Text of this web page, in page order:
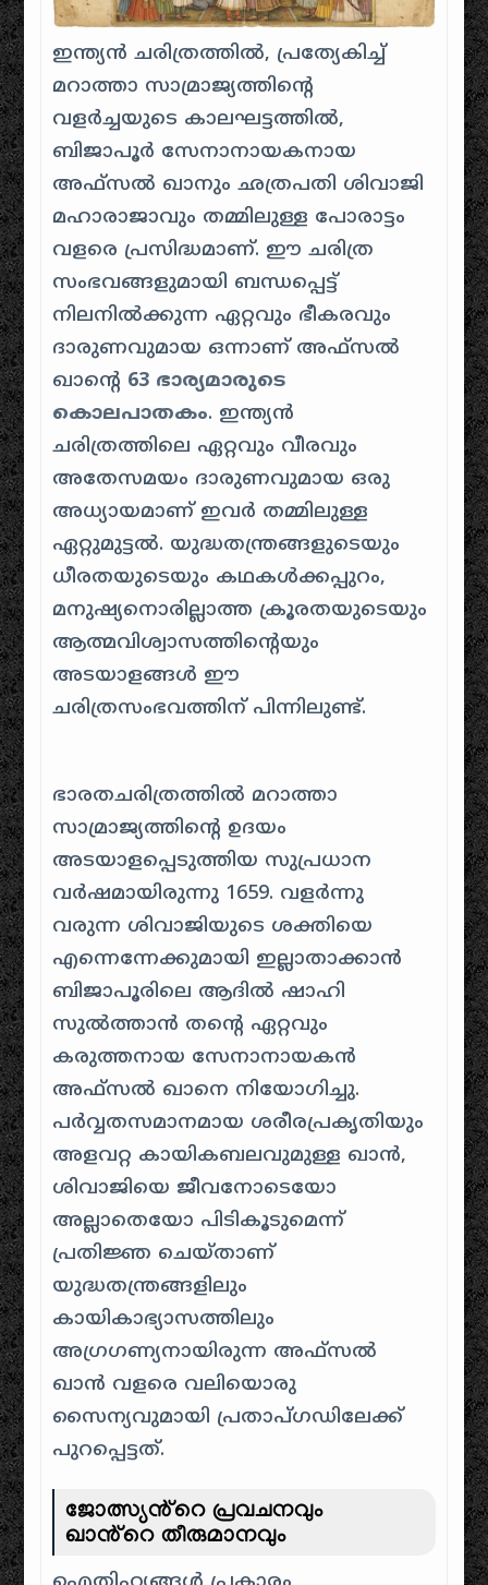
ഇന്ത്യൻ ചരിത്രത്തിൽ, പ്രത്യേകിച്ച്
മറാത്താ സാമ്രാജ്യത്തിന്റെ
വളർച്ചയുടെ കാലഘട്ടത്തിൽ,
ബിജാപൂർ സേനാനായകനായ
അഫ്സൽ ഖാനും ഛത്രപതി ശിവാജി
മഹാരാജാവും തമ്മിലുള്ള പോരാട്ടം
വളരെ പ്രസിദ്ധമാണ്. ഈ ചരിത്ര
സംഭവങ്ങളുമായി ബന്ധപ്പെട്ട്
നിലനിൽക്കുന്ന ഏറ്റവും ഭീകരവും
ദാരുണവുമായ ഒന്നാണ് അഫ്സൽ
ഖാൻ്റെ 63 ഭാര്യമാരുടെ
കൊലപാതകം. ഇന്ത്യൻ
ചരിത്രത്തിലെ ഏറ്റവും വീരവും
അതേസമയം ദാരുണവുമായ ഒരു
അധ്യായമാണ് ഇവർ തമ്മിലുള്ള
ഏറ്റുമുട്ടൽ. യുദ്ധതന്ത്രങ്ങളുടെയും
ധീരതയുടെയും കഥകൾക്കപ്പുറം,
മനുഷ്യനൊരില്ലാത്ത ക്രൂരതയുടെയും
ആത്മവിശ്വാസത്തിന്റെയും
അടയാളങ്ങൾ ഈ
ചരിത്രസംഭവത്തിന് പിന്നിലുണ്ട്.
ഭാരതചരിത്രത്തിൽ മറാത്താ
സാമ്രാജ്യത്തിന്റെ ഉദയം
അടയാളപ്പെടുത്തിയ സുപ്രധാന
വർഷമായിരുന്നു 1659. വളർന്നു
വരുന്ന ശിവാജിയുടെ ശക്തിയെ
എന്നെന്നേക്കുമായി ഇല്ലാതാക്കാൻ
ബിജാപൂരിലെ ആദിൽ ഷാഹി
സുൽത്താൻ തന്റെ ഏറ്റവും
കരുത്തനായ സേനാനായകൻ
അഫ്സൽ ഖാനെ നിയോഗിച്ചു.
പർവ്വതസമാനമായ ശരീരപ്രകൃതിയും
അളവറ്റ കായികബലവുമുള്ള ഖാൻ,
ശിവാജിയെ ജീവനോടെയോ
അല്ലാതെയോ പിടികൂടുമെന്ന്
പ്രതിജ്ഞ ചെയ്താണ്
യുദ്ധതന്ത്രങ്ങളിലും
കായികാഭ്യാസത്തിലും
അഗ്രഗണ്യനായിരുന്ന അഫ്സൽ
ഖാൻ വളരെ വലിയൊരു
സൈന്യവുമായി പ്രതാപ്ഗഡിലേക്ക്
പുറപ്പെട്ടത്.
ജോത്സ്യൻ്റെ പ്രവചനവും
ഖാൻ്റെ തീരുമാനവും